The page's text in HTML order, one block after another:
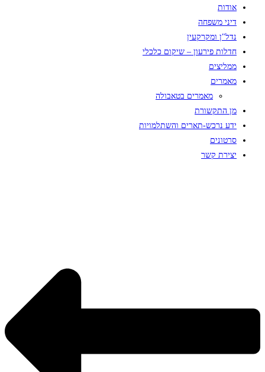
אודות
דיני משפחה
נדל"ן ומקרקעין
חדלות פירעון – שיקום כלכלי
ממליצים
מאמרים
מאמרים בטאבולה
מן התקשורת
ידע נרכש-תארים והשתלמויות
סרטונים
יצירת קשר